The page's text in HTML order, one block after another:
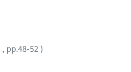
, pp.48-52 )